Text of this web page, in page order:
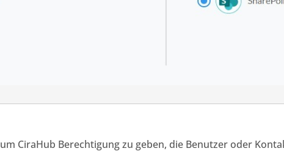
um CiraHub Berechtigung zu geben, die Benutzer oder